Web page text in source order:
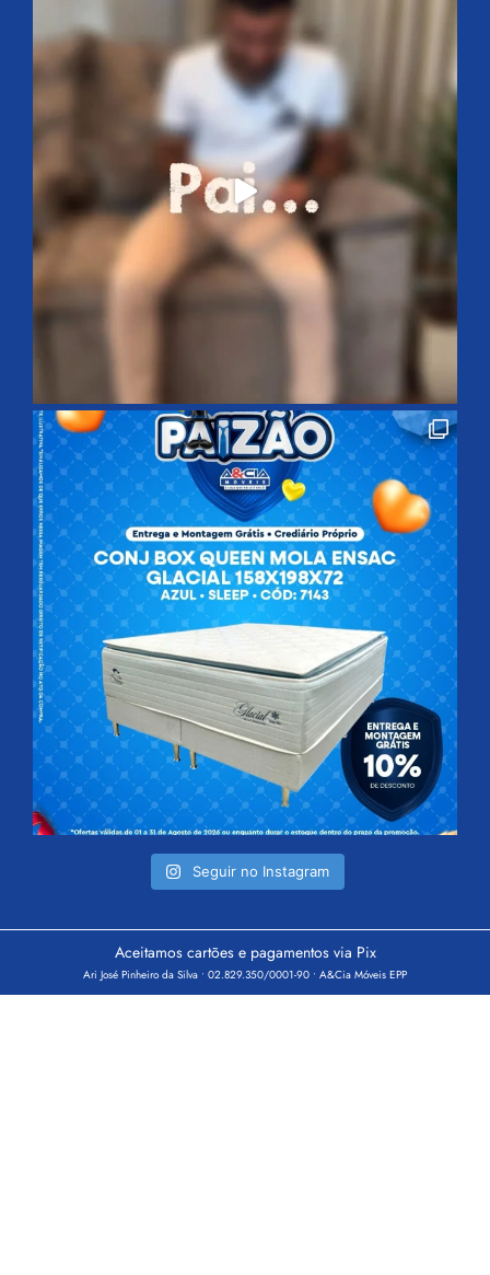
Seguir no Instagram
Aceitamos cartões e pagamentos via Pix
Ari José Pinheiro da Silva • 02.829.350/0001-90 • A&Cia Móveis EPP